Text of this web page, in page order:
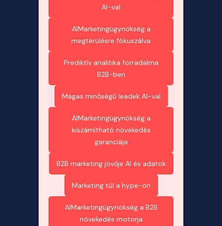
AI-val
AIMarketingügynökség a
megtérülésre fókuszálva
Prediktív analitika forradalma
B2B-ben
Magas minőségű leadek AI-val
AIMarketingügynökség a
kiszámítható növekedés
garanciája
B2B marketing jövője AI és adatok
Marketing túl a hype-on
AIMarketingügynökség a B2B
növekedés motorja